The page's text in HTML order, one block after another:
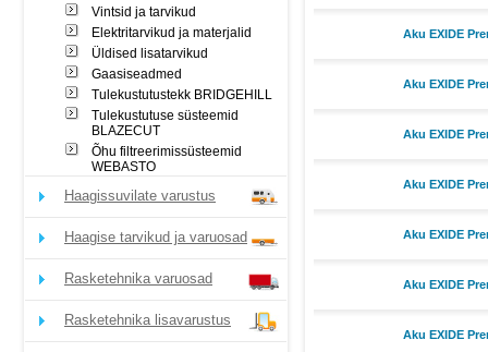
Vintsid ja tarvikud
Elektritarvikud ja materjalid
Üldised lisatarvikud
Gaasiseadmed
Tulekustutustekk BRIDGEHILL
Tulekustutuse süsteemid
BLAZECUT
Õhu filtreerimissüsteemid
WEBASTO
Haagissuvilate varustus
Haagise tarvikud ja varuosad
Rasketehnika varuosad
Rasketehnika lisavarustus
Aku EXIDE
Aku EXIDE
Aku EXIDE
Aku EXIDE
Aku EXIDE
Aku EXIDE
Aku EXIDE